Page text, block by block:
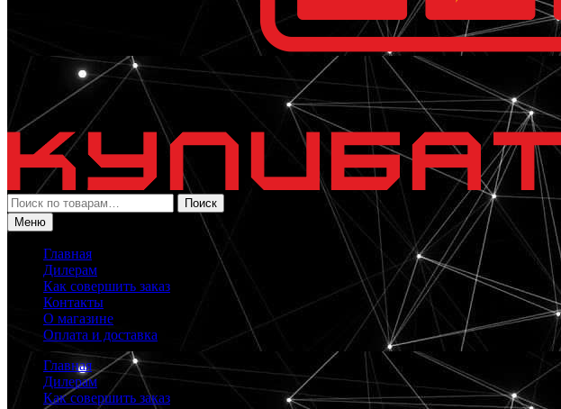
Искать:
Поиск
Меню
Главная
Дилерам
Как совершить заказ
Контакты
О магазине
Оплата и доставка
Главная
Дилерам
Как совершить заказ